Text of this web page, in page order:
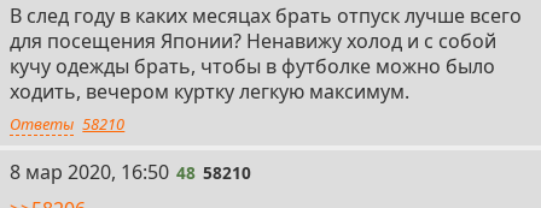
В след году в каких месяцах брать отпуск лучше всего
для посещения Японии? Ненавижу холод и с собой
кучу одежды брать, чтобы в футболке можно было
ходить, вечером куртку легкую максимум.
Ответы 58210
48
8 мар 2020, 16:50 48 58210